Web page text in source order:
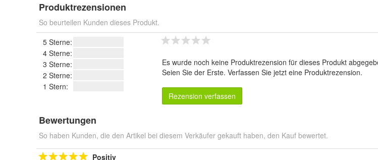
Produktrezensionen
So beurteilen Kunden dieses Produkt.
5 Sterne:
4 Sterne:
3 Sterne:
2 Sterne:
1 Stern:
Es wurde noch keine Produktrezension für dieses Produkt
Seien Sie der Erste. Verfassen Sie jetzt eine Produktrezension.
Rezension verfassen
Bewertungen
So haben Kunden, die den Artikel bei diesem Verkäufer gekauft haben, den Kauf bewertet.
Positiv